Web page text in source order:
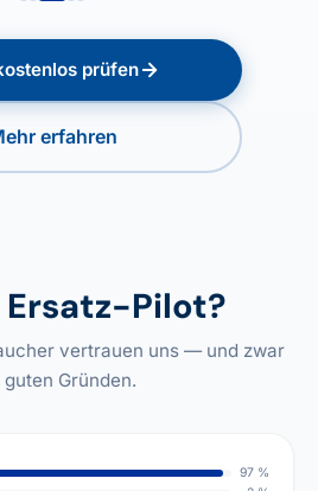
prüfen
erfahren
Ersatz-Pilot?
vertrauen uns — und zwar
guten Gründen.
97 %